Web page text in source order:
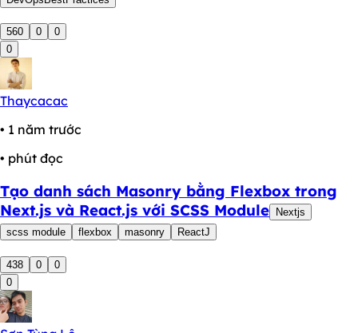
560 0
0
0
Thaycacac
• 1 năm trước
• phút đọc
Tạo danh sách Masonry bằng Flexbox trong
Next.js và React.js với SCSS Module
Nextjs
scss module
flexbox masonry ReactJ
438 0
0
0